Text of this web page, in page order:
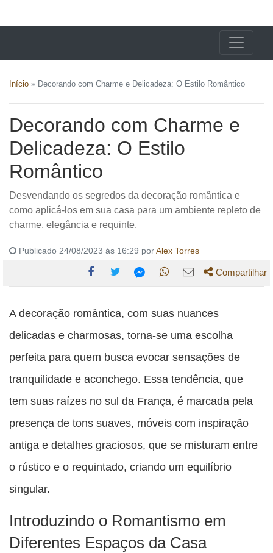
Início » Decorando com Charme e Delicadeza: O Estilo Romântico
Decorando com Charme e
Delicadeza: O Estilo
Romântico
Desvendando os segredos da decoração romântica e
como aplicá-los em sua casa para um ambiente repleto de
charme, elegância e requinte.
Publicado 24/08/2023 às 16:29 porAlex Torres
esta
publicação
esta
publicação
esta
publicação
esta
WhatsApp
esta
publicação
Email
Compartilhar
A decoração romântica, com suas nuances
delicadas e charmosas, torna-se uma escolha
perfeita para quem busca evocar sensações de
tranquilidade e aconchego. Essa tendência, que
tem suas raízes no sul da França, é marcada pela
presença de tons suaves, móveis com inspiração
antiga e detalhes graciosos, que se misturam entre
o rústico e o requintado, criando um equilíbrio
singular.
Introduzindo o Romantismo em
Diferentes Espaços da Casa